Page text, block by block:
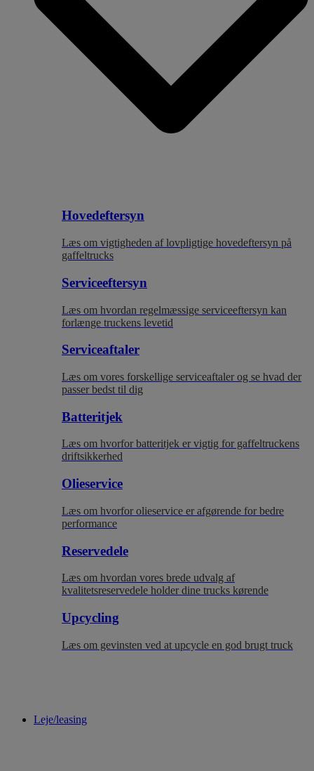
Hovedeftersyn
Læs om vigtigheden af lovpligtige hovedeftersyn på
gaffeltrucks
Serviceeftersyn
Læs om hvordan regelmæssige serviceeftersyn kan
forlænge truckens levetid
Serviceaftaler
Læs om vores forskellige serviceaftaler og se hvad der
passer bedst til dig
Batteritjek
Læs om hvorfor batteritjek er vigtig for gaffeltruckens
driftsikkerhed
Olieservice
Læs om hvorfor olieservice er afgørende for bedre
performance
Reservedele
Læs om hvordan vores brede udvalg af
kvalitetsreservedele holder dine trucks kørende
Upcycling
Læs om gevinsten ved at upcycle en god brugt truck
Leje/leasing